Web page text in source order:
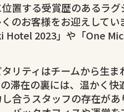
置する受賞歴のあるラグ
のお客様をお迎えしてい
2023」や「One
リティはチームから生ま
滞在の裏には、温かく快
合うスタッフの存在があ